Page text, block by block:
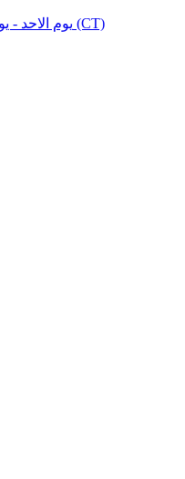
يوم الاحد - يوم الخميس: 10 صباحًا - 5 مساء (CT)